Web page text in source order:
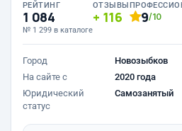
РЕЙТИНГ
1 084
№ 1 299 в каталоге
ОТЗЫВЫ
116 9/10
Город
Новозыбков
На сайте с
2020 года
Юридический
статус
Самозанятый